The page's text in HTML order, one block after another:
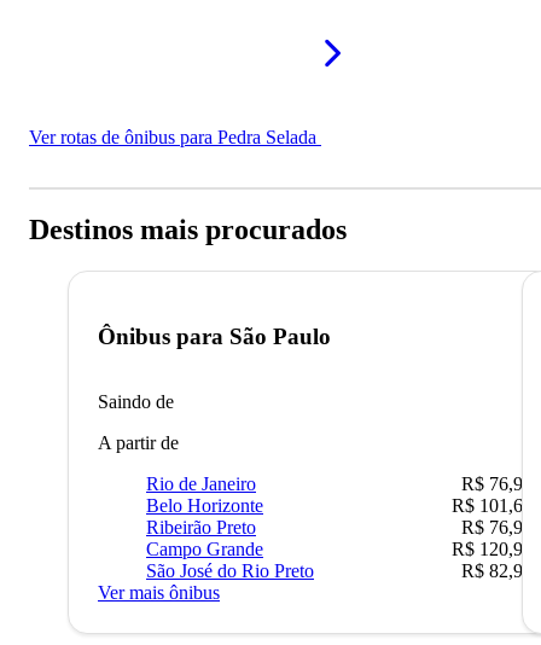
Ver rotas de ônibus para Pedra Selada
Destinos mais procurados
Ônibus para São Paulo
Saindo de
A partir de
Rio de Janeiro
R$ 76,90
Belo Horizonte
R$ 101,67
Ribeirão Preto
R$ 76,90
Campo Grande
R$ 120,90
São José do Rio Preto
R$ 82,90
Ver mais ônibus